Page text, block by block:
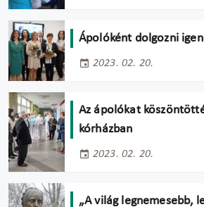
Ápolóként dolgozni
2023. 02. 20.
Az ápolókat
kórházban
2023. 02. 20.
„A világ legnemesebb,